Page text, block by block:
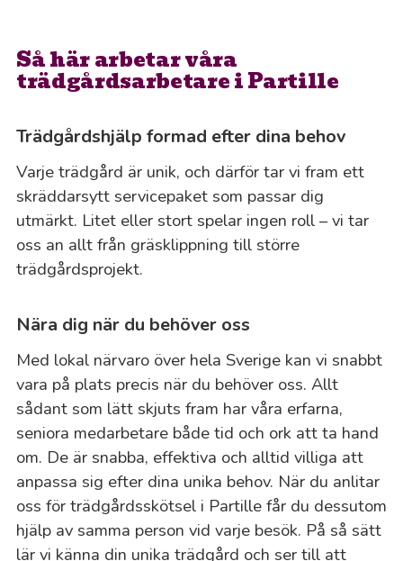
Så här arbetar våra
trädgårdsarbetare i Partille
Trädgårdshjälp formad efter dina behov
Varje trädgård är unik, och därför tar vi fram ett
skräddarsytt servicepaket som passar dig
utmärkt. Litet eller stort spelar ingen roll – vi tar
oss an allt från gräsklippning till större
trädgårdsprojekt.
Nära dig när du behöver oss
Med lokal närvaro över hela Sverige kan vi snabbt
vara på plats precis när du behöver oss. Allt
sådant som lätt skjuts fram har våra erfarna,
seniora medarbetare både tid och ork att ta hand
om. De är snabba, effektiva och alltid villiga att
anpassa sig efter dina unika behov. När du anlitar
oss för trädgårdsskötsel i Partille får du dessutom
hjälp av samma person vid varje besök. På så sätt
lär vi känna din unika trädgård och ser till att